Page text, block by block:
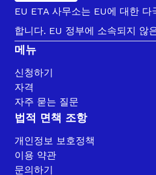
EU ETA 사무소는 EU에 대한
합니다. EU 정부에 소속되지 않
메뉴
신청하기
자격
자주 묻는 질문
법적 면책 조항
개인정보 보호정책
이용 약관
문의하기